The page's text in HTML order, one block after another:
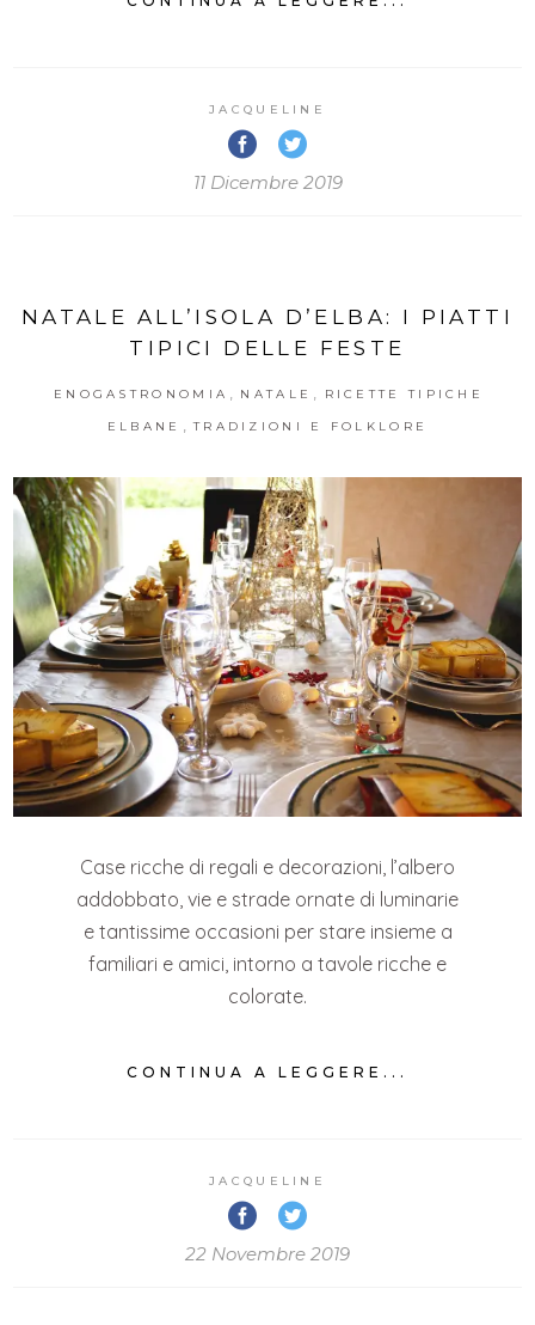
JACQUELINE
11 Dicembre 2019
NATALE ALL’ISOLA D’ELBA: I PIATTI
TIPICI DELLE FESTE
ENOGASTRONOMIA NATALE RICETTE TIPICHE
ELBANE TRADIZIONI E FOLKLORE
Case ricche di regali e decorazioni, l’albero
addobbato, vie e strade ornate di luminarie
e tantissime occasioni per stare insieme a
familiari e amici, intorno a tavole ricche e
colorate.
CONTINUA A LEGGERE...
JACQUELINE
22 Novembre 2019